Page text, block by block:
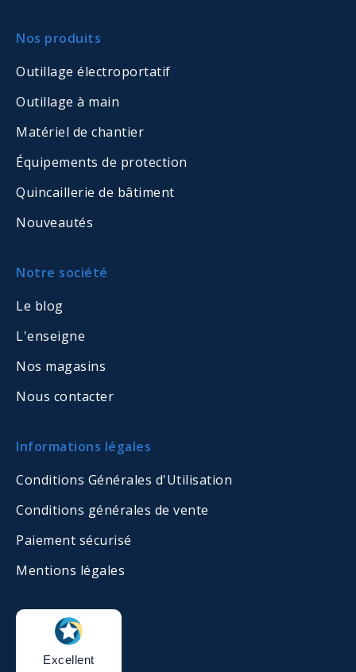
Nos produits
Outillage électroportatif
Outillage à main
Matériel de chantier
Équipements de protection
Quincaillerie de bâtiment
Nouveautés
Notre société
Le blog
L'enseigne
Nos magasins
Nous contacter
Informations légales
Conditions Générales d'Utilisation
Conditions générales de vente
Paiement sécurisé
Mentions légales
Excellent